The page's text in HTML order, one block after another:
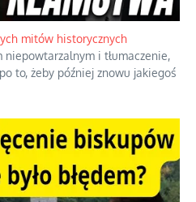
jest skłonność do
moralnych, w tym
a...